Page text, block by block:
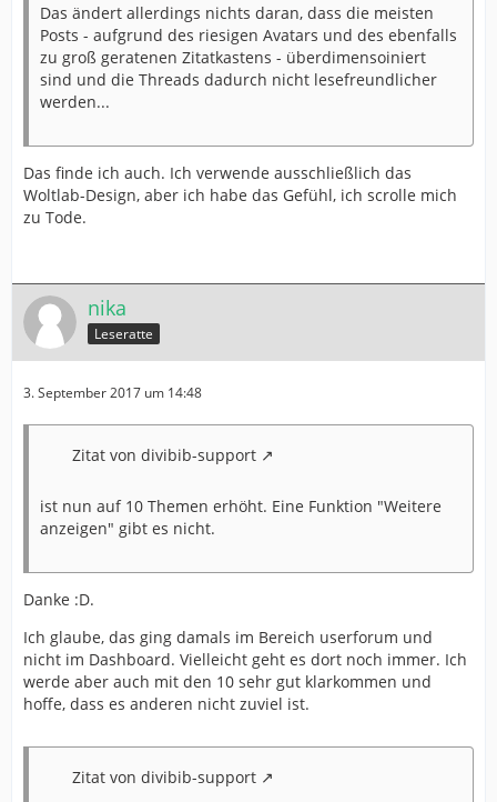
Das ändert allerdings nichts daran, dass die meisten
Posts - aufgrund des riesigen Avatars und des ebenfalls
zu groß geratenen Zitatkastens - überdimensoiniert
sind und die Threads dadurch nicht lesefreundlicher
werden...
Das finde ich auch. Ich verwende ausschließlich das
Woltlab-Design, aber ich habe das Gefühl, ich scrolle mich
zu Tode.
nika
Leseratte
3. September 2017 um 14:48
Zitat von divibib-support
ist nun auf 10 Themen erhöht. Eine Funktion "Weitere
anzeigen" gibt es nicht.
Danke :D.
Ich glaube, das ging damals im Bereich userforum und
nicht im Dashboard. Vielleicht geht es dort noch immer. Ich
werde aber auch mit den 10 sehr gut klarkommen und
hoffe, dass es anderen nicht zuviel ist.
Zitat von divibib-support